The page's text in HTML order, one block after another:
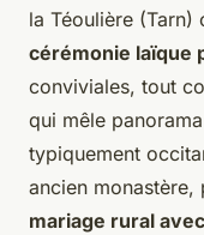
la Téoulière (Tarn)
cérémonie laïque
conviviales, tout
qui mêle
typiquement
ancien monastère,
mariage rural